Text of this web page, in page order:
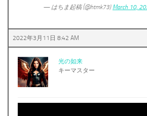
— はちま起稿 (@htmk73) March 10,
2022年3月11日 8:42 AM
光の如来
キーマスター